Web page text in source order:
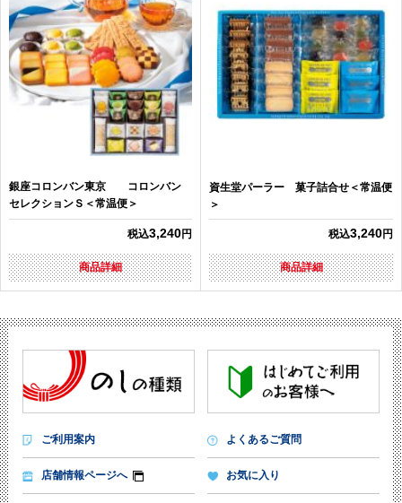
銀座コロンバン東京 コロンバン
セレクションＳ＜常温便＞
税込3,240円
商品詳細
資生堂パーラー 菓子詰合せ＜常温便
＞
税込3,240円
商品詳細
ご利用案内 よくあるご質問
店舗情報ページへ お気に入り